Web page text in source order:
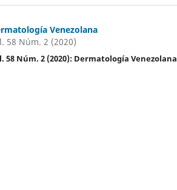
Venezolana
58 Núm. 2 (2020)
58 Núm. 2 (2020): Dermatología Venezolana